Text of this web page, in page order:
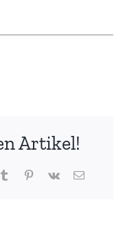
Artikel!
TumblrPinterest
Vk
E-